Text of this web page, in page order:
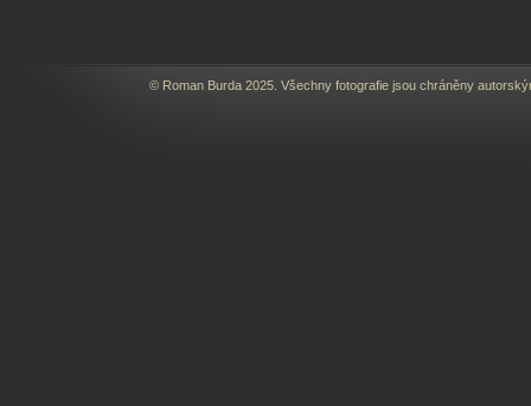
© Roman Burda 2025. Všechny fotografie jsou chráněny